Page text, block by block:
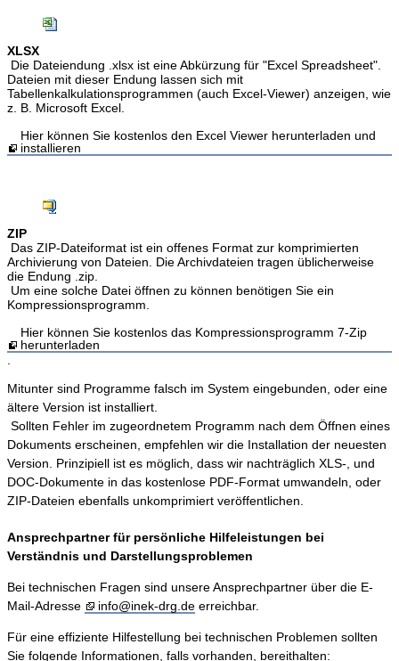
XLSX
Die Dateiendung .xlsx ist eine Abkürzung für "Excel Spreadsheet".
Dateien mit dieser Endung lassen sich mit
Tabellenkalkulationsprogrammen (auch Excel-Viewer) anzeigen, wie
z. B. Microsoft Excel.
Hier können Sie kostenlos den Excel Viewer herunterladen und
installieren
ZIP
Das ZIP-Dateiformat ist ein offenes Format zur komprimierten
Archivierung von Dateien. Die Archivdateien tragen üblicherweise
die Endung .zip.
Um eine solche Datei öffnen zu können benötigen Sie ein
Kompressionsprogramm.
Hier können Sie kostenlos das Kompressionsprogramm 7-Zip
herunterladen
.
Mitunter sind Programme falsch im System eingebunden, oder eine
ältere Version ist installiert.
Sollten Fehler im zugeordnetem Programm nach dem Öffnen eines
Dokuments erscheinen, empfehlen wir die Installation der neuesten
Version. Prinzipiell ist es möglich, dass wir nachträglich XLS-, und
DOC-Dokumente in das kostenlose PDF-Format umwandeln, oder
ZIP-Dateien ebenfalls unkomprimiert veröffentlichen.
Ansprechpartner für persönliche Hilfeleistungen bei
Verständnis und Darstellungsproblemen
Bei technischen Fragen sind unsere Ansprechpartner über die E-
Mail-Adresse
info@inek-drg.de erreichbar.
Für eine effiziente Hilfestellung bei technischen Problemen sollten
Sie folgende Informationen, falls vorhanden, bereithalten: